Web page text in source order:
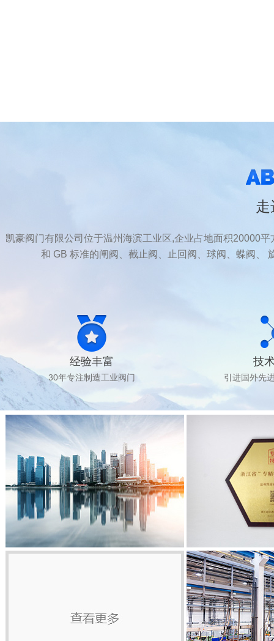
走
凯豪阀门有限公司位于温州海滨工业区,企业占地面积20000
和 GB 标准的闸阀、截止阀、止回阀、球阀、蝶阀、
经验丰富
30年专注制造工业阀门
技
引进国外先
品质优先
产品精工细作符合各项指标
关于凯豪 企